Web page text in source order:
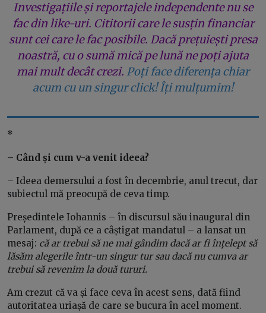
Investigațiile și reportajele independente nu se
fac din like-uri. Cititorii care le susțin financiar
sunt cei care le fac posibile. Dacă prețuiești presa
noastră, cu o sumă mică pe lună ne poți ajuta
mai mult decât crezi. Poți face diferența chiar
acum cu un singur click! Îți mulțumim!
*
– Când și cum v-a venit ideea?
– Ideea demersului a fost în decembrie, anul trecut, dar
subiectul mă preocupă de ceva timp.
Președintele Iohannis – în discursul său inaugural din
Parlament, după ce a câștigat mandatul – a lansat un
mesaj: că ar trebui să ne mai gândim dacă ar fi înțelept să
lăsăm alegerile într-un singur tur sau dacă nu cumva ar
trebui să revenim la două tururi.
Am crezut că va și face ceva în acest sens, dată fiind
autoritatea uriașă de care se bucura în acel moment.